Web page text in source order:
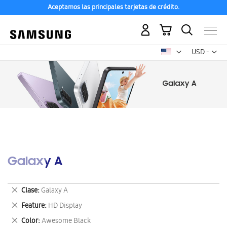
Aceptamos las principales tarjetas de crédito.
USD -
dólar
Mi carrito
Galaxy A
Clase Galaxy A
Eliminar
este
artículo
Feature HD Display
Eliminar
este
Color Awesome Black
Eliminar